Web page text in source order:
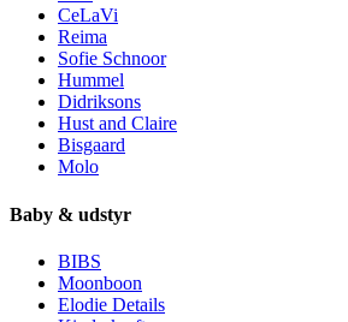
CeLaVi
Reima
Sofie Schnoor
Hummel
Didriksons
Hust and Claire
Bisgaard
Molo
Baby & udstyr
BIBS
Moonboon
Elodie Details